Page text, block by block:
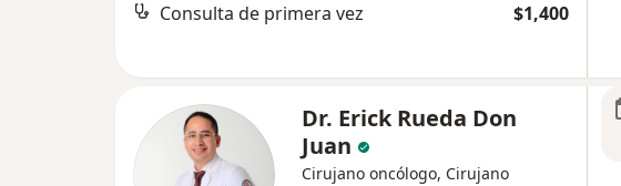
Consulta de primera vez $1,400
Dr. Erick Rueda Don
Juan
Cirujano oncólogo, Cirujano